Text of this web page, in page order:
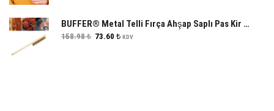
BUFFER® Metal Telli Fırça Ahşap Saplı Pas Kir Sökme Temizleme Fırçası
158.98₺ Orijinal
73.60 ₺ŞuKDV